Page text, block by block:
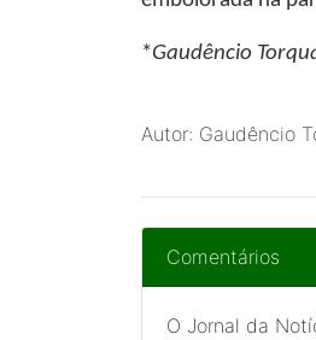
*Gaudêncio
Autor: Gaudêncio
Comentários
O Jornal da